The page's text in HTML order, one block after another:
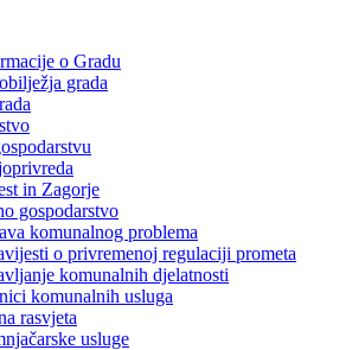
o Gradu
grada
in Zagorje
gospodarstvo
komunalnog problema
o privremenoj regulaciji prometa
komunalnih djelatnosti
komunalnih usluga
rasvjeta
usluge